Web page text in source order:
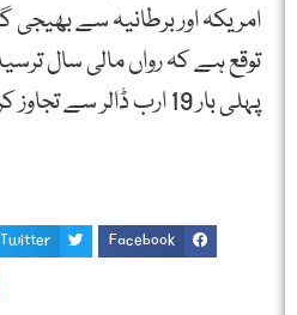
امریکہ اور برطانیہ سے
توقع ہے کہ رواں مالی سال
پہلی بار 19 ارب ڈالر سے تجاوز کرجائینگی
Facebook
Twitter